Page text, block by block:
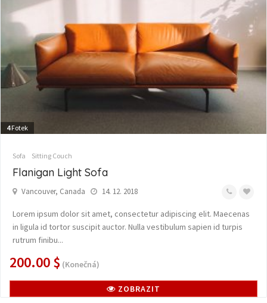
4Fotek
Sofa Sitting Couch
Flanigan Light Sofa
Vancouver, Canada 14. 12. 2018
Lorem ipsum dolor sit amet, consectetur adipiscing elit. Maecenas
in ligula id tortor suscipit auctor. Nulla vestibulum sapien id turpis
rutrum finibu...
200.00 $ (Konečná)
ZOBRAZIT